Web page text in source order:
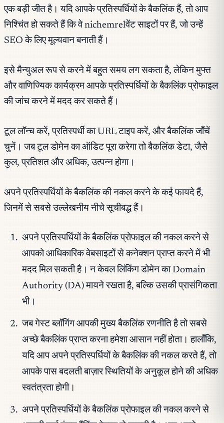
एक बड़ी जीत है। यदि आपके प्रतिस्पर्धियों के बैकलिंक हैं, तो आप
निश्चिंत हो सकते हैं कि वे nichemrelवेंट साइटों पर हैं, जो उन्हें
SEO के लिए मूल्यवान बनाती हैं।
इसे मैन्युअल रूप से करने में बहुत समय लग सकता है, लेकिन मुफ्त
और वाणिज्यिक कार्यक्रम आपके प्रतिस्पर्धियों के बैकलिंक प्रोफाइल
की जांच करने में मदद कर सकते हैं।
टूल लॉन्च करें, प्रतिस्पर्धी का URL टाइप करें, और बैकलिंक जाँचें
चुनें। जब टूल डोमेन का ऑडिट पूरा करेगा तो बैकलिंक डेटा, जैसे
कुल, प्रतिशत और अधिक, उत्पन्न होगा।
अपने प्रतिस्पर्धियों के बैकलिंक की नकल करने के कई फायदे हैं,
जिनमें से सबसे उल्लेखनीय नीचे सूचीबद्ध हैं।
अपने प्रतिस्पर्धियों के बैकलिंक प्रोफाइल की नकल करने से
आपको आधिकारिक वेबसाइटों से कनेक्शन प्राप्त करने में भी
मदद मिल सकती है। न केवल लिंकिंग डोमेन का Domain
Authority (DA) मायने रखता है, बल्कि उसकी प्रासंगिकता
भी।
जब गेस्ट ब्लॉगिंग आपकी मुख्य बैकलिंक रणनीति है तो सबसे
अच्छे बैकलिंक प्राप्त करना हमेशा आसान नहीं होता। हालाँकि,
यदि आप अपने प्रतिस्पर्धियों के बैकलिंक की नकल करते हैं, तो
आपके पास बदलती बाज़ार स्थितियों के अनुकूल होने की अधिक
स्वतंत्रता होगी।
अपने प्रतिस्पर्धियों के बैकलिंक प्रोफाइल की नकल करने से